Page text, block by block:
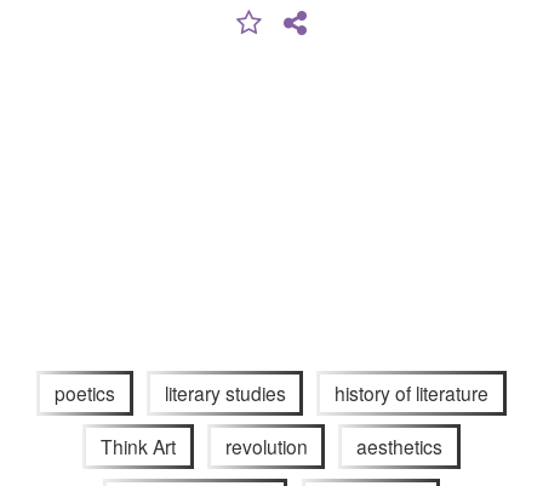
poetics literary studies history of literature
Think Art revolution aesthetics